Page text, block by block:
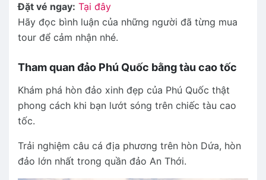
Đặt vé ngay: Tại đây
Hãy đọc bình luận của những người đã từng mua
tour để cảm nhận nhé.
Tham quan đảo Phú Quốc bằng tàu cao tốc
Khám phá hòn đảo xinh đẹp của Phú Quốc thật
phong cách khi bạn lướt sóng trên chiếc tàu cao
tốc.
Trải nghiệm câu cá địa phương trên hòn Dứa, hòn
đảo lớn nhất trong quần đảo An Thới.